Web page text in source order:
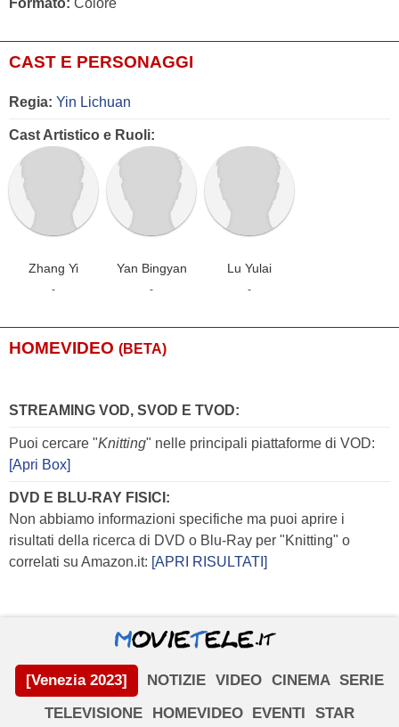
CAST E PERSONAGGI
Regia: Yin Lichuan
Cast Artistico e Ruoli:
Zhang Yi
-
Yan Bingyan
-
Lu Yulai
-
HOMEVIDEO (BETA)
STREAMING VOD, SVOD E TVOD:
Puoi cercare "Knitting" nelle principali piattaforme di VOD:
[Apri Box]
DVD E BLU-RAY FISICI:
Non abbiamo informazioni specifiche ma puoi aprire i
risultati della ricerca di DVD o Blu-Ray per "Knitting" o
correlati su Amazon.it: [APRI RISULTATI]
[Venezia 2023] NOTIZIE VIDEO CINEMA SERIE
TELEVISIONE
HOMEVIDEO EVENTI STAR